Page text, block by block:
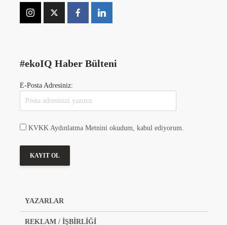
#ekoIQ Haber Bülteni
E-Posta Adresiniz:
KVKK Aydınlatma Metnini okudum, kabul ediyorum.
YAZARLAR
REKLAM / İŞBİRLİĞİ